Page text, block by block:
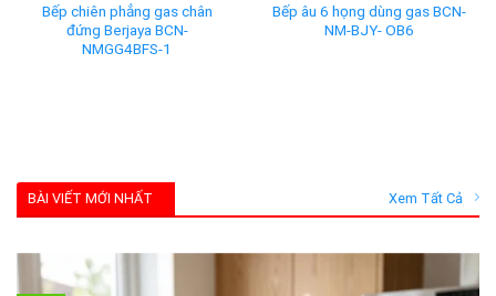
Bếp chiên phẳng gas chân
đứng Berjaya BCN-
NMGG4BFS-1
Bếp âu 6 họng dùng gas BCN-
NM-BJY- OB6
BÀI VIẾT MỚI NHẤT Xem Tất Cả